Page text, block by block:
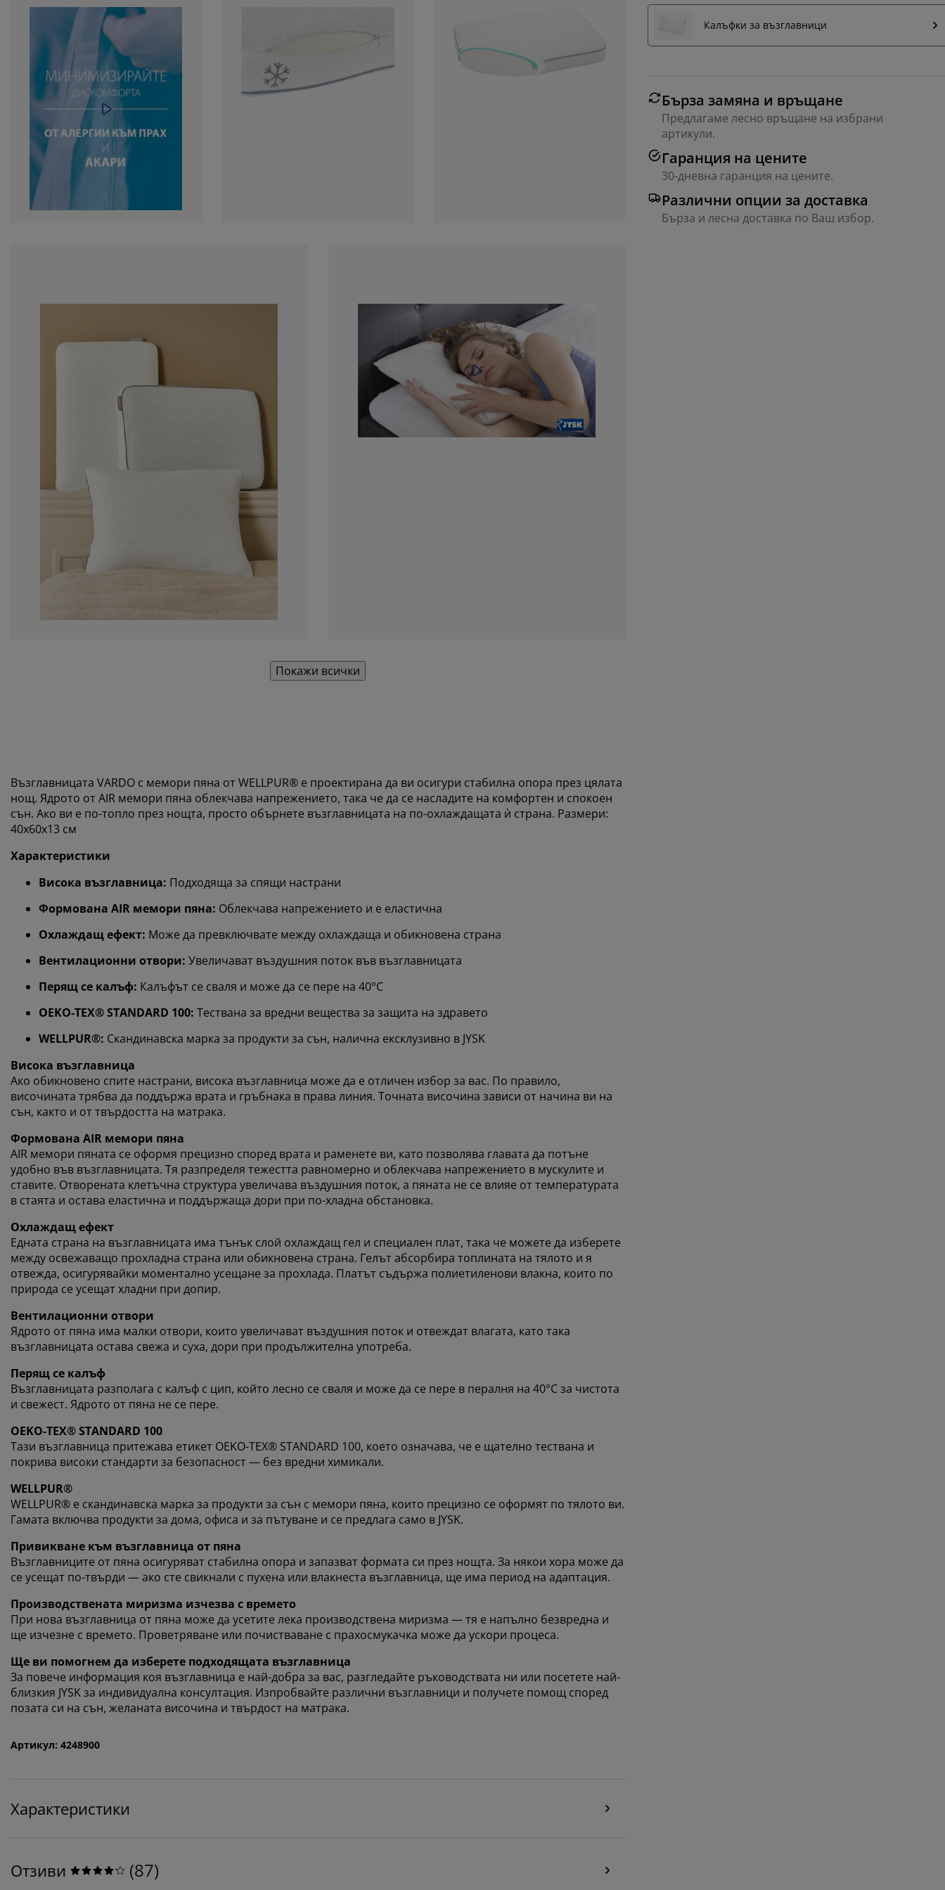
Покажи всички
Калъфки за възглавници
Бърза замяна и връщане
Предлагаме лесно връщане на избрани
артикули.
Гаранция на цените
30-дневна гаранция на цените.
Различни опции за доставка
Бърза и лесна доставка по Ваш избор.
Възглавницата VARDO с мемори пяна от WELLPUR® е проектирана да ви осигури стабилна опора през цялата
нощ. Ядрото от AIR мемори пяна облекчава напрежението, така че да се насладите на комфортен и спокоен
сън. Ако ви е по-топло през нощта, просто обърнете възглавницата на по-охлаждащата ѝ страна. Размери:
40x60x13 см
Характеристики
Висока възглавница: Подходяща за спящи настрани
Формована AIR мемори пяна: Облекчава напрежението и е еластична
Охлаждащ ефект: Може да превключвате между охлаждаща и обикновена страна
Вентилационни отвори: Увеличават въздушния поток във възглавницата
Перящ се калъф: Калъфът се сваля и може да се пере на 40°C
OEKO-TEX® STANDARD 100: Тествана за вредни вещества за защита на здравето
WELLPUR®: Скандинавска марка за продукти за сън, налична ексклузивно в JYSK
Висока възглавница
Ако обикновено спите настрани, висока възглавница може да е отличен избор за вас. По правило,
височината трябва да поддържа врата и гръбнака в права линия. Точната височина зависи от начина ви на
сън, както и от твърдостта на матрака.
Формована AIR мемори пяна
AIR мемори пяната се оформя прецизно според врата и раменете ви, като позволява главата да потъне
удобно във възглавницата. Тя разпределя тежестта равномерно и облекчава напрежението в мускулите и
ставите. Отворената клетъчна структура увеличава въздушния поток, а пяната не се влияе от температурата
в стаята и остава еластична и поддържаща дори при по-хладна обстановка.
Охлаждащ ефект
Едната страна на възглавницата има тънък слой охлаждащ гел и специален плат, така че можете да изберете
между освежаващо прохладна страна или обикновена страна. Гелът абсорбира топлината на тялото и я
отвежда, осигурявайки моментално усещане за прохлада. Платът съдържа полиетиленови влакна, които по
природа се усещат хладни при допир.
Вентилационни отвори
Ядрото от пяна има малки отвори, които увеличават въздушния поток и отвеждат влагата, като така
възглавницата остава свежа и суха, дори при продължителна употреба.
Перящ се калъф
Възглавницата разполага с калъф с цип, който лесно се сваля и може да се пере в пералня на 40°C за чистота
и свежест. Ядрото от пяна не се пере.
OEKO-TEX® STANDARD 100
Тази възглавница притежава етикет OEKO-TEX® STANDARD 100, което означава, че е щателно тествана и
покрива високи стандарти за безопасност — без вредни химикали.
WELLPUR®
WELLPUR® е скандинавска марка за продукти за сън с мемори пяна, които прецизно се оформят по тялото ви.
Гамата включва продукти за дома, офиса и за пътуване и се предлага само в JYSK.
Привикване към възглавница от пяна
Възглавниците от пяна осигуряват стабилна опора и запазват формата си през нощта. За някои хора може да
се усещат по-твърди — ако сте свикнали с пухена или влакнеста възглавница, ще има период на адаптация.
Производствената миризма изчезва с времето
При нова възглавница от пяна може да усетите лека производствена миризма — тя е напълно безвредна и
ще изчезне с времето. Проветряване или почистваване с прахосмукачка може да ускори процеса.
Ще ви помогнем да изберете подходящата възглавница
За повече информация коя възглавница е най-добра за вас, разгледайте ръководствата ни или посетете най-
близкия JYSK за индивидуална консултация. Изпробвайте различни възглавници и получете помощ според
позата си на сън, желаната височина и твърдост на матрака.
Артикул: 4248900
Характеристики
Отзиви (87)